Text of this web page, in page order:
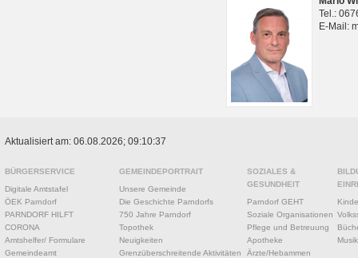
Tel.:
E-Mail:
Aktualisiert am: 06.08.2026; 09:10:37
BÜRGERSERVICE
Digitale Amtstafel
ÖEK Parndorf
PARNDORF HILFT
CORONA
Amtshelfer/ Formulare
Gemeindeamt
GEMEINDEPORTRAIT
Unsere Gemeinde
Die Geschichte Parndorfs
750 Jahre Parndorf
Topothek
Neuigkeiten
Grenzüberschreitende Aktivitäten
SOZIALES &
GESUNDHEIT
Parndorf GEHT
Soziale Organisationen
Pflege und Betreuung
Apotheke
Ärzte/Hebammen